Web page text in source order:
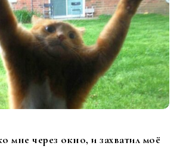
мне через окно, и захватил моё